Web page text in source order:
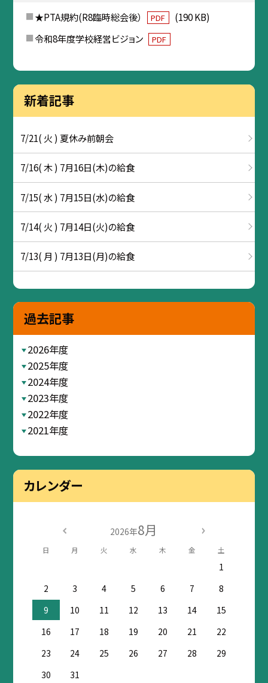
★PTA規約(R8臨時総会後） PDF
(190 KB)
令和8年度学校経営ビジョン
PDF
新着記事
7/21( 火 ) 夏休み前朝会
7/16( 木 ) 7月16日(木)の給食
7/15( 水 ) 7月15日(水)の給食
7/14( 火 ) 7月14日(火)の給食
7/13( 月 ) 7月13日(月)の給食
過去記事
2026年度
2025年度
2024年度
2023年度
2022年度
2021年度
カレンダー
2026年8月
日 月 火 水 木 金 土
1
2
3 4 5 6 7
8
9
10 11 12 13 14
15
16
17 18 19 20 21
22
23
24 25 26 27 28
29
30
31